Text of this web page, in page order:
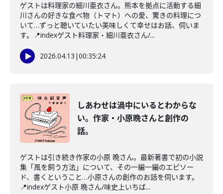
ゲストは料理家の細川亜衣さん。熊本を拠点に活動する細
川さんの好きな食べ物（トマト）への愛、驚きの料理につ
いて…ずっと聴いていたい美味しくて幸せはお話、伺いま
す。📍indexゲスト料理家・細川亜衣さん/...
2026.04.13 |00:35:24
しあわせは渦中にいるとわからな
い。作家・小原晩さんと創作の
話。
ゲストは引き続き作家の小原 晩さん。最新著書で初の小説
集「風を飼う方法」について、その一編一編のエピソー
ド、書くということ…小原さんの創作のお話を伺います。
📍indexゲスト小原 晩さん/味史上いちば...